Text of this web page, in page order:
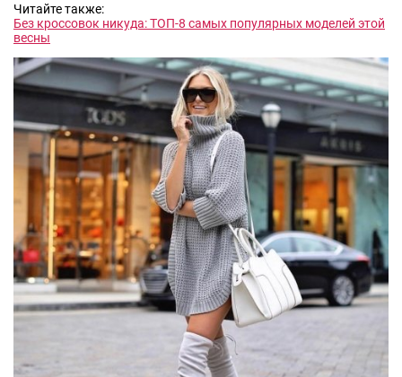
Читайте также:
Без кроссовок никуда: ТОП-8 самых популярных моделей этой
весны